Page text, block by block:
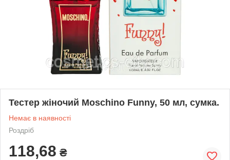
Тестер жіночий Moschino Funny, 50 мл, сумка.
Немає в наявності
Роздріб
118,68 ₴